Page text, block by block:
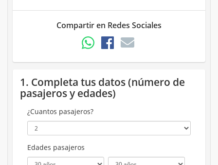
Compartir en Redes Sociales
1. Completa tus datos (número de
pasajeros y edades)
¿Cuantos pasajeros?
Edades pasajeros